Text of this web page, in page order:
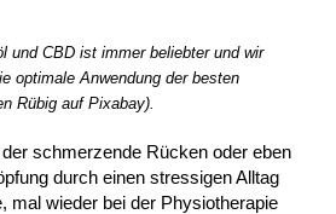
und CBD ist immer beliebter und wir
optimale Anwendung der besten
Rübig auf Pixabay).
schmerzende Rücken oder eben
durch einen stressigen Alltag
mal wieder bei der Physiotherapie